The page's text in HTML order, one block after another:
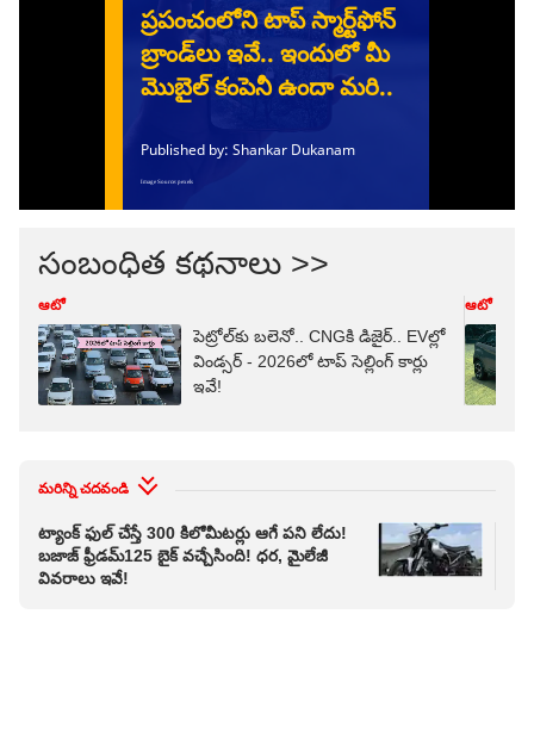
సంబంధిత కథనాలు >>
ఆటో
పెట్రోల్‌కు బలెనో.. CNGకి డిజైర్.. EVల్లో
విండ్సర్ - 2026లో టాప్ సెల్లింగ్‌ కార్లు
ఇవే!
ఆటో
మరిన్ని చదవండి
ట్యాంక్ ఫుల్ చేస్తే 300 కిలోమీటర్లు ఆగే పని లేదు!
బజాజ్ ఫ్రీడమ్‌125 బైక్ వచ్చేసింది! ధర, మైలేజీ
వివరాలు ఇవే!